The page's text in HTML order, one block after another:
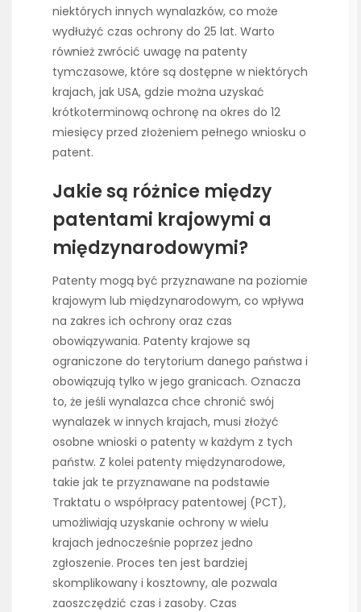
niektórych innych wynalazków, co może
wydłużyć czas ochrony do 25 lat. Warto
również zwrócić uwagę na patenty
tymczasowe, które są dostępne w niektórych
krajach, jak USA, gdzie można uzyskać
krótkoterminową ochronę na okres do 12
miesięcy przed złożeniem pełnego wniosku o
patent.
Jakie są różnice między
patentami krajowymi a
międzynarodowymi?
Patenty mogą być przyznawane na poziomie
krajowym lub międzynarodowym, co wpływa
na zakres ich ochrony oraz czas
obowiązywania. Patenty krajowe są
ograniczone do terytorium danego państwa i
obowiązują tylko w jego granicach. Oznacza
to, że jeśli wynalazca chce chronić swój
wynalazek w innych krajach, musi złożyć
osobne wnioski o patenty w każdym z tych
państw. Z kolei patenty międzynarodowe,
takie jak te przyznawane na podstawie
Traktatu o współpracy patentowej (PCT),
umożliwiają uzyskanie ochrony w wielu
krajach jednocześnie poprzez jedno
zgłoszenie. Proces ten jest bardziej
skomplikowany i kosztowny, ale pozwala
zaoszczędzić czas i zasoby. Czas